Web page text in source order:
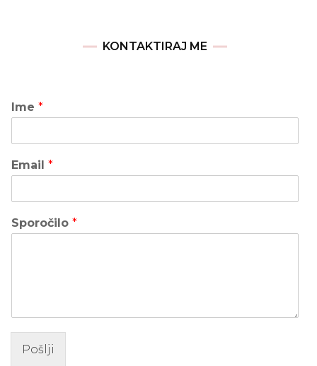
KONTAKTIRAJ ME
Ime *
Email *
Sporočilo *
Pošlji